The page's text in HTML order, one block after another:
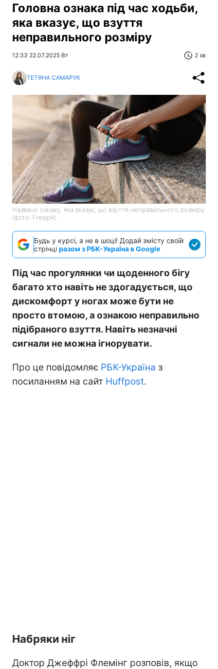
Головна ознака під час ходьби,
яка вказує, що взуття
неправильного розміру
12:33 22.07.2025 Вт 2 хв
ТЕТЯНА САМАРУК
Названо ознаку, яка вказує, що взуття неправильного розміру
(фото: Freepik)
Будь у курсі, а не в шоці! Додай змісту своїй
стрічці разом з РБК-Україна в Google
Під час прогулянки чи щоденного бігу
багато хто навіть не здогадується, що
дискомфорт у ногах може бути не
просто втомою, а ознакою неправильно
підібраного взуття. Навіть незначні
сигнали не можна ігнорувати.
Про це повідомляє РБК-Україна з
посиланням на сайт Huffpost.
Набряки ніг
Доктор Джеффрі Флемінг розповів, якщо